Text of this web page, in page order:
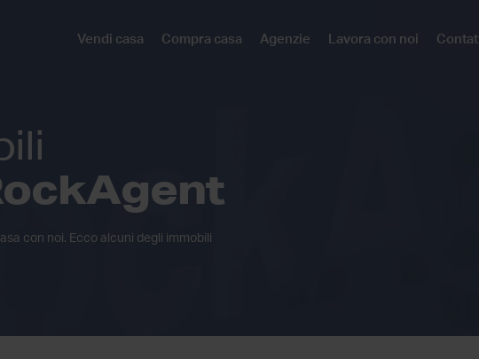
Vendi casa Compra casa Agenzie Lavora con noi
con noi. Ecco alcuni degli immobili